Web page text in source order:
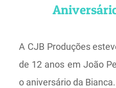
A CJB Produções
de 12 anos em João
o aniversário da Bianca.